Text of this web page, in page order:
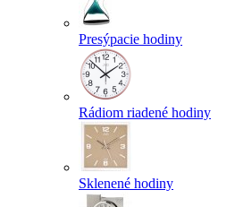
Presýpacie hodiny
Rádiom riadené hodiny
Sklenené hodiny